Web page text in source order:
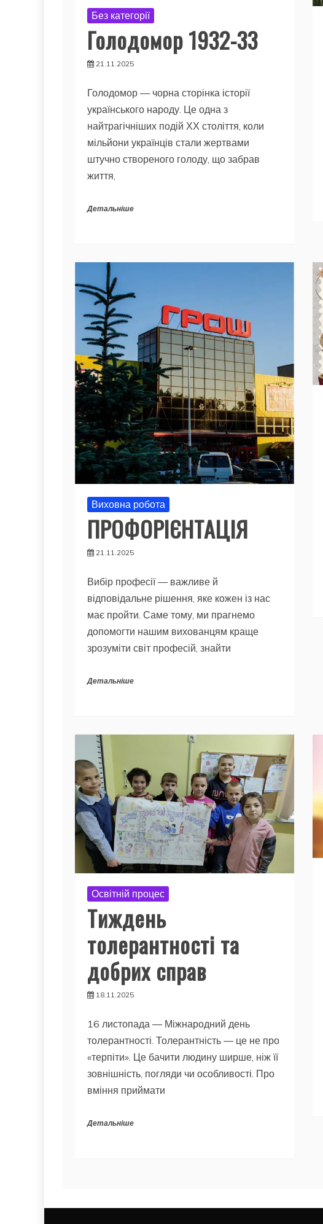
Без категорії
Голодомор 1932-33
21.11.2025
Голодомор — чорна сторінка історії
українського народу. Це одна з
найтрагічніших подій ХХ століття, коли
мільйони українців стали жертвами
штучно створеного голоду, що забрав
життя,
Детальніше
Виховна робота
ПРОФОРІЄНТАЦІЯ
21.11.2025
Вибір професії — важливе й
відповідальне рішення, яке кожен із нас
має пройти. Саме тому, ми прагнемо
допомогти нашим вихованцям краще
зрозуміти світ професій, знайти
Детальніше
Освітній процес
Тиждень
толерантності та
добрих справ
18.11.2025
16 листопада — Міжнародний день
толерантності. Толерантність — це не про
«терпіти». Це бачити людину ширше, ніж її
зовнішність, погляди чи особливості. Про
вміння приймати
Детальніше